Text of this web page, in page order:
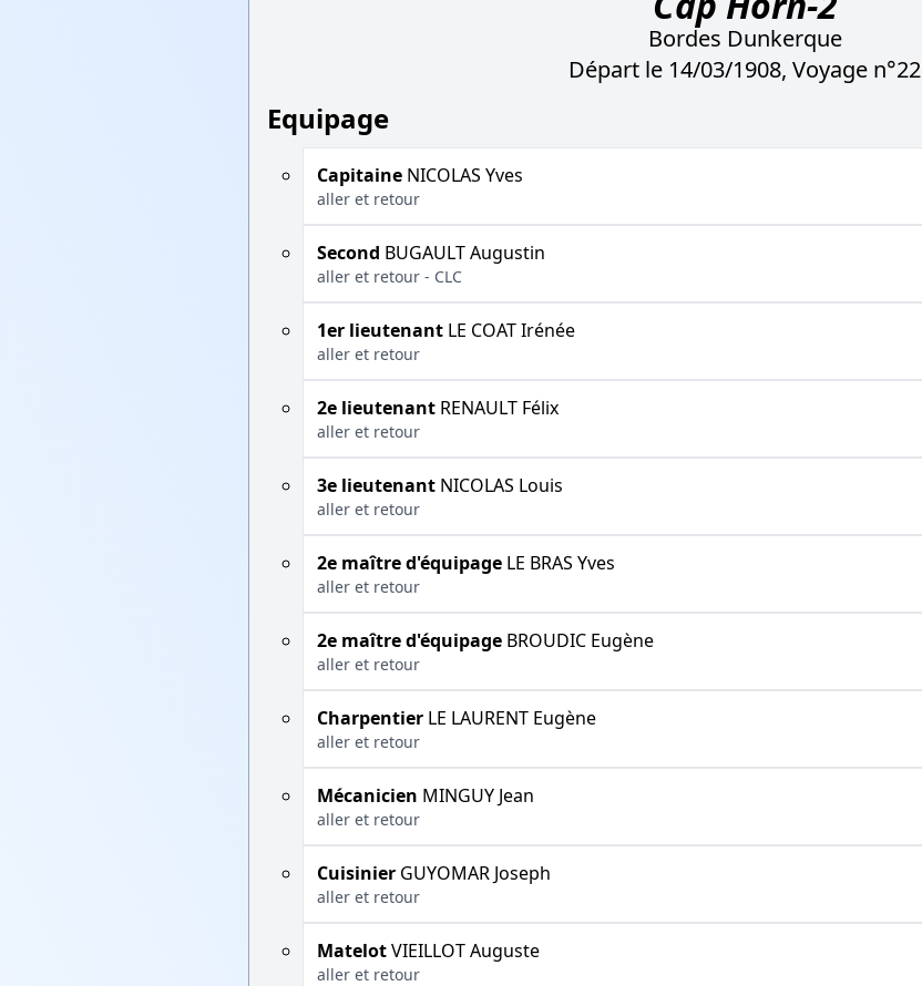
Bordes Dunkerque
Départ le 14/03/1908, Voyage n°22
Equipage
Capitaine NICOLAS Yves
aller et retour
Second BUGAULT Augustin
aller et retour - CLC
1er lieutenant LE COAT Irénée
aller et retour
2e lieutenant RENAULT Félix
aller et retour
3e lieutenant NICOLAS Louis
aller et retour
2e maître d'équipage LE BRAS Yves
aller et retour
2e maître d'équipage BROUDIC Eugène
aller et retour
Charpentier LE LAURENT Eugène
aller et retour
Mécanicien MINGUY Jean
aller et retour
Cuisinier GUYOMAR Joseph
aller et retour
MatelotVIEILLOT Auguste
aller et retour